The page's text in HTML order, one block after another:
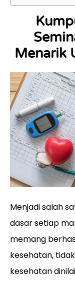
Menarik
Menjadi salah
dasar setiap
memang
kesehatan,
kesehatan